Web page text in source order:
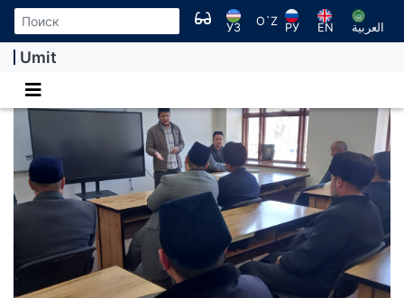
УЗ
O`Z
РУ EN العربية
Umit